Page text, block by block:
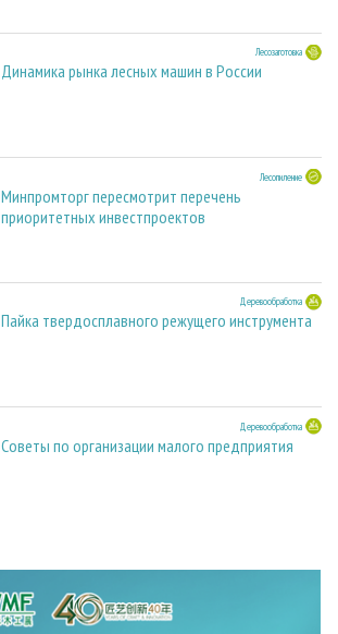
Лесозаготовка
Динамика рынка лесных машин в России
Лесопиление
Минпромторг пересмотрит перечень
приоритетных инвестпроектов
Деревообработка
Пайка твердосплавного режущего инструмента
Деревообработка
Советы по организации малого предприятия